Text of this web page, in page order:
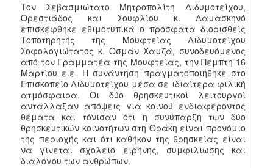
Τον Σεβασμιώτατο Μητροπολίτη Διδυμοτείχου,
Ορεστιάδος και Σουφλίου κ. Δαμασκηνό
επισκέφθηκε εθιμοτυπικά ο πρόσφατα διορισθείς
Τοποτηρητής της Μουφτείας Διδυμοτείχου
Σοφολογιώτατος κ. Οσμάν Χαμζά, συνοδευόμενος
από τον Γραμματέα της Μουφτείας, την Πέμπτη 16
Μαρτίου ε.ε. Η συνάντηση πραγματοποιήθηκε στο
Επισκοπείο Διδυμοτείχου μέσα σε ιδιαίτερα φιλική
ατμόσφαιρα. Οι δύο θρησκευτικοί λειτουργοί
αντάλλαξαν απόψεις για κοινού ενδιαφέροντος
θέματα και τόνισαν ότι η συνύπαρξη των δύο
θρησκευτικών κοινοτήτων στη Θράκη είναι προνόμιο
της περιοχής και ότι καθήκον της θρησκείας είναι
να γίνεται σχολείο ειρήνης, συμφιλίωσης και
διαλόγου των ανθρώπων.